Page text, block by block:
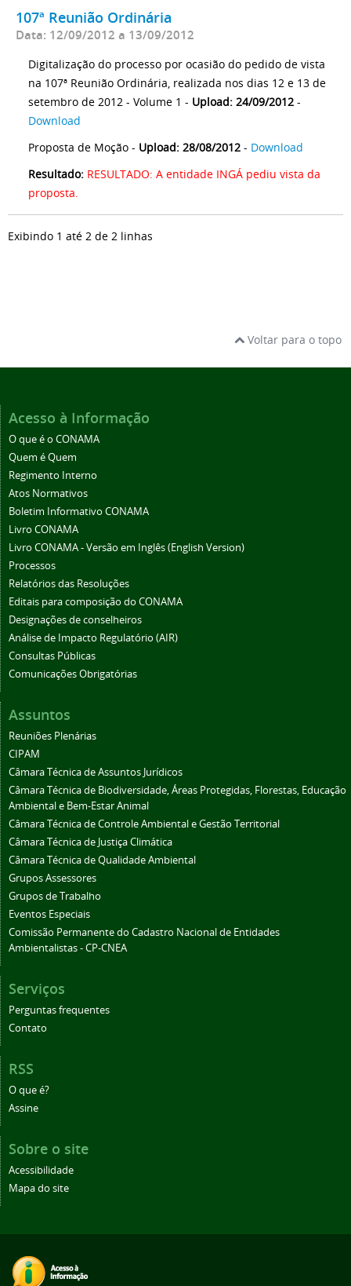
107ª Reunião Ordinária
Data: 12/09/2012 a 13/09/2012
Digitalização do processo por ocasião do pedido de vista
na 107ª Reunião Ordinária, realizada nos dias 12 e 13 de
setembro de 2012 - Volume 1 - Upload: 24/09/2012 -
Download
Proposta de Moção - Upload: 28/08/2012 - Download
Resultado: RESULTADO: A entidade INGÁ pediu vista da
proposta.
Exibindo 1 até 2 de 2 linhas
Voltar para o topo
Acesso à Informação
O que é o CONAMA
Quem é Quem
Regimento Interno
Atos Normativos
Boletim Informativo CONAMA
Livro CONAMA
Livro CONAMA - Versão em Inglês (English Version)
Processos
Relatórios das Resoluções
Editais para composição do CONAMA
Designações de conselheiros
Análise de Impacto Regulatório (AIR)
Consultas Públicas
Comunicações Obrigatórias
Assuntos
Reuniões Plenárias
CIPAM
Câmara Técnica de Assuntos Jurídicos
Câmara Técnica de Biodiversidade, Áreas Protegidas, Florestas, Educação
Ambiental e Bem-Estar Animal
Câmara Técnica de Controle Ambiental e Gestão Territorial
Câmara Técnica de Justiça Climática
Câmara Técnica de Qualidade Ambiental
Grupos Assessores
Grupos de Trabalho
Eventos Especiais
Comissão Permanente do Cadastro Nacional de Entidades
Ambientalistas - CP-CNEA
Serviços
Perguntas frequentes
Contato
RSS
O que é?
Assine
Sobre o site
Acessibilidade
Mapa do site